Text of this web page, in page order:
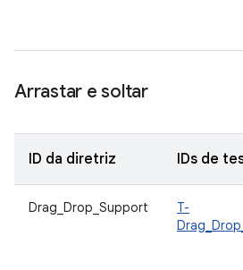
Arrastar e soltar
ID da diretriz IDs de
Drag_Drop_Support
T-